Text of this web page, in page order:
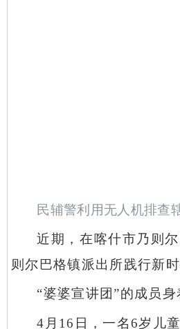
民辅警利用无人机排查
近期，在喀什市乃则
则尔巴格镇派出所践行新
“婆婆宣讲团”的成员
4月16日，一名6岁儿